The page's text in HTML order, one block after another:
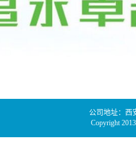
公司地址：西
Copyright